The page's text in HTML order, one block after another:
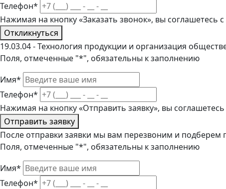
Телефон*
Нажимая на кнопку «Заказать звонок», вы соглашетесь
Откликнуться
19.03.04 - Технология продукции и организация
Поля, отмеченные "*", обязательны к заполнению
Имя*
Телефон*
Нажимая на кнопку «Отправить заявку», вы
Отправить заявку
После отправки заявки мы вам перезвоним и подберем
Поля, отмеченные "*", обязательны к заполнению
Имя*
Телефон*